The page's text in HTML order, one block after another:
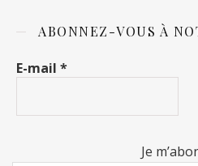
ABONNEZ-VOUS À
E-mail *